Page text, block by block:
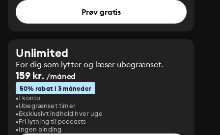
Prøv gratis
Unlimited
For dig som lytter og læser ubegrænset.
159 kr. /måned
50% rabat i 3 måneder
1 konto
Ubegrænset timer
Eksklusivt indhold hver uge
Fri lytning til podcasts
Ingen binding